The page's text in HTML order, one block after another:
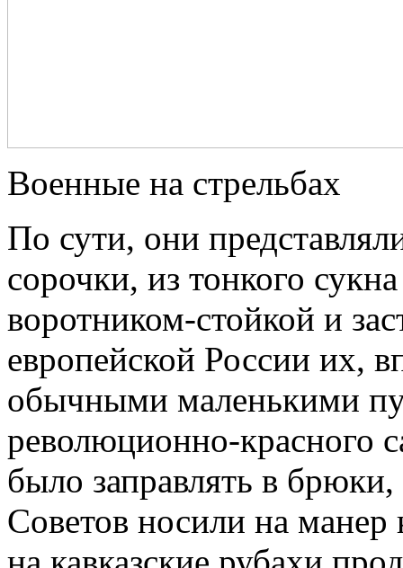
Военные на стрельбах
По сути, они
сорочки, из тонкого
воротником-стойкой и
европейской России их,
обычными маленькими
революционно-красного
было заправлять в
Советов носили на